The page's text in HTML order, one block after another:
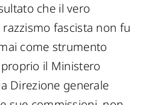
che il vero
fascista non fu
come strumento
il Ministero
Direzione generale